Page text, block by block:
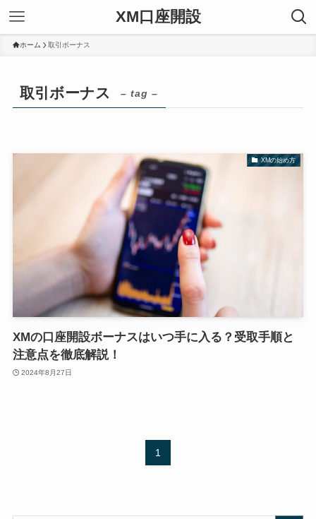
XM口座開設
ホーム 取引ボーナス
取引ボーナス – tag –
XMの始め方
XMの口座開設ボーナスはいつ手に入る？受取手順と
注意点を徹底解説！
2024年8月27日
1